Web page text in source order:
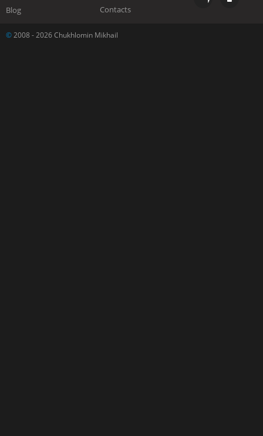
Blog Contacts
© 2008 - 2026 Chukhlomin Mikhail